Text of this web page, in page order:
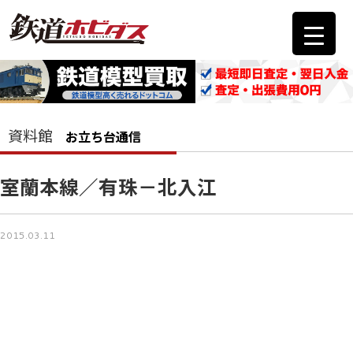
資料館 お立ち台通信
室蘭本線／有珠－北入江
2015.03.11